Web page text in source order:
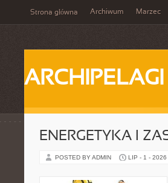
Strona główna Archiwum Marzec
ARCHIPELAGI
ENERGETYKA I
POSTED BY ADMIN LIP - 1 - 2026